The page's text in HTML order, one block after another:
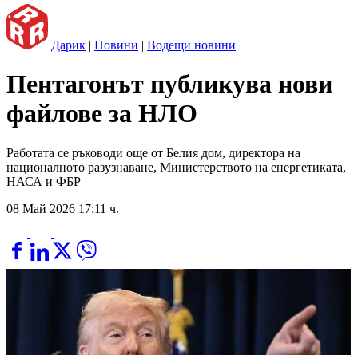
Дарик | Новини | Водещи новини
Пентагонът публикува нови
файлове за НЛО
Работата се ръководи още от Белия дом, директора на
националното разузнаване, Министерството на енергетиката,
НАСА и ФБР
08 Май 2026 17:11 ч.